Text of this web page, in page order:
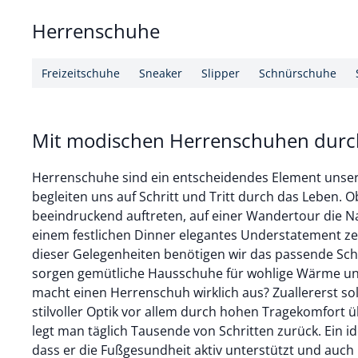
Herrenschuhe
Freizeitschuhe Sneaker Slipper Schnürschuhe
Mit modischen Herrenschuhen
Herrenschuhe sind ein entscheidendes Element
begleiten uns auf Schritt und Tritt durch das Leben.
beeindruckend auftreten, auf einer Wandertour die
einem festlichen Dinner elegantes Understatement
dieser Gelegenheiten benötigen wir das passende
sorgen gemütliche Hausschuhe für wohlige Wärme
macht einen Herrenschuh wirklich aus? Zuallererst
stilvoller Optik vor allem durch hohen Tragekomfort
legt man täglich Tausende von Schritten zurück. Ein
dass er die Fußgesundheit aktiv unterstützt und